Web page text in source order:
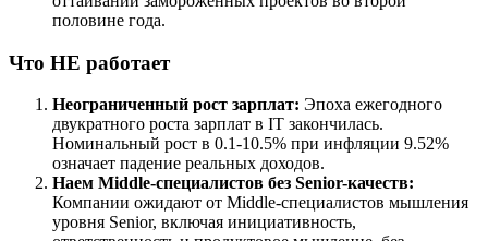
половине года.
Что НЕ работает
Неограниченный рост зарплат: Эпоха ежегодного
двукратного роста зарплат в IT закончилась.
Номинальный рост в 0.1-10.5% при инфляции 9.52%
означает падение реальных доходов.
Наем Middle-специалистов без Senior-качеств:
Компании ожидают от Middle-специалистов мышления
уровня Senior, включая инициативность,